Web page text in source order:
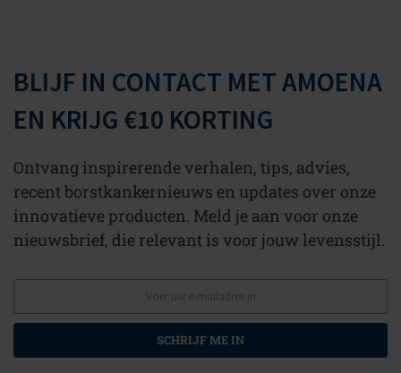
BLIJF IN CONTACT MET AMOENA
EN KRIJG €10 KORTING
Ontvang inspirerende verhalen, tips, advies,
recent borstkankernieuws en updates over onze
innovatieve producten. Meld je aan voor onze
nieuwsbrief, die relevant is voor jouw levensstijl.
SCHRIJF ME IN